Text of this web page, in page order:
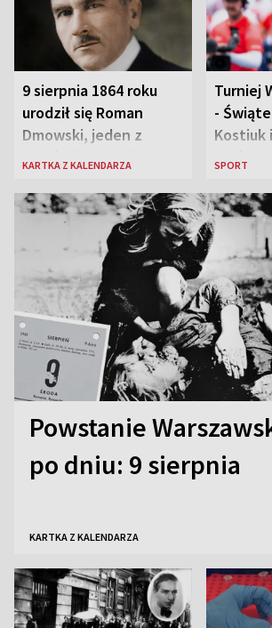
9 sierpnia 1864 roku
urodził się Roman
Dmowski, jeden z
„ojców” niepodległej
KARTKA Z KALENDARZA
Turniej
-
Kostiuk
do
SPORT
Powstanie
po dniu: 9 sierpnia
KARTKA Z KALENDARZA